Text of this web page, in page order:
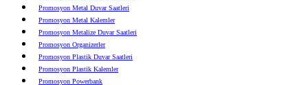
Promosyon Metal Duvar Saatleri
Promosyon Metal Kalemler
Promosyon Metalize Duvar Saatleri
Promosyon Organizerler
Promosyon Plastik Duvar Saatleri
Promosyon Plastik Kalemler
Promosyon Powerbank